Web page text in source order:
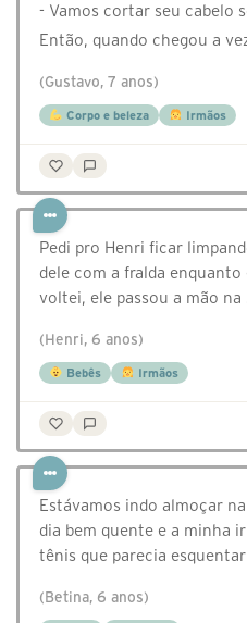
- Vamos cortar seu cabelo
Então, quando chegou a
(Gustavo, 7 anos)
Corpo e beleza Irmãos
Pedi pro Henri ficar
dele com a fralda enquanto
voltei, ele passou a mão na
(Henri, 6 anos)
Bebês Irmãos
Estávamos indo almoçar
dia bem quente e a minha
tênis que parecia
(Betina, 6 anos)